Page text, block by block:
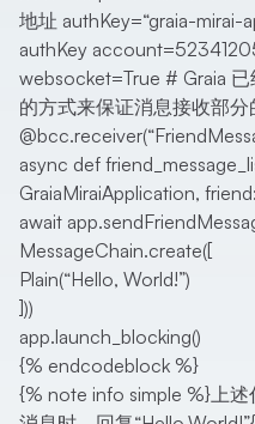
地址 authKey=“graia-mirai-
authKey
websocket=True # Graia
的方式来保证消息接收部分
async def
GraiaMiraiApplication,
await
MessageChain.create([
Plain(“Hello, World!”)
]))
app.launch_blocking()
{% endcodeblock %}
{% note info simple %}上